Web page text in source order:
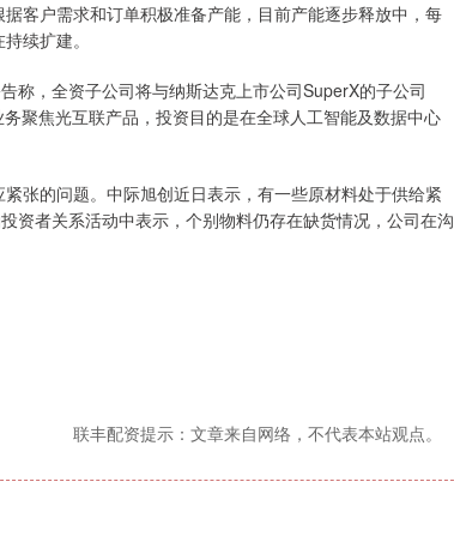
户需求和订单积极准备产能，目前产能逐步释放中，每
续扩建。
，全资子公司将与纳斯达克上市公司SuperX的子公司
聚焦光互联产品，投资目的是在全球人工智能及数据中心
的问题。中际旭创近日表示，有一些原材料处于供给紧
资者关系活动中表示，个别物料仍存在缺货情况，公司在沟
联丰配资提示：文章来自网络，不代表本站观点。